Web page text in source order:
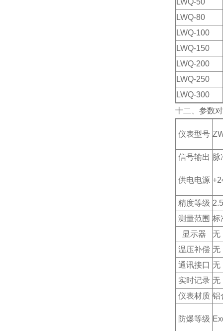
LWQ-50
LWQ-80
LWQ-100
LWQ-150
LWQ-200
LWQ-250
LWQ-300
十二、参数
仪表型号
信号输出 脉
供电电源
精度等级 2.5
测量范围 标
显示器
无
温压补偿 无
通讯接口 无
实时记录 无
仪表材质 铝
防爆等级